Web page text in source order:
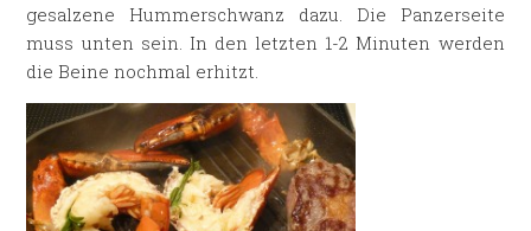
gesalzene Hummerschwanz dazu. Die Panzerseite
muss unten sein. In den letzten 1-2 Minuten werden
die Beine nochmal erhitzt.